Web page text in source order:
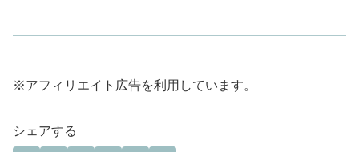
※アフィリエイト広告を利用しています。
シェアする